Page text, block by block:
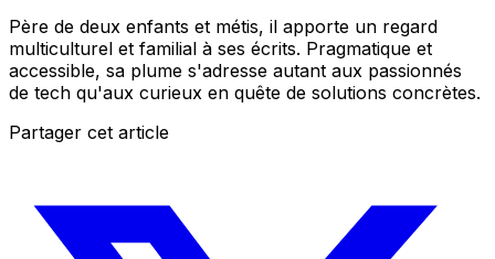
Père de deux enfants et métis, il apporte un regard
multiculturel et familial à ses écrits. Pragmatique et
accessible, sa plume s'adresse autant aux passionnés
de tech qu'aux curieux en quête de solutions concrètes.
Partager cet article